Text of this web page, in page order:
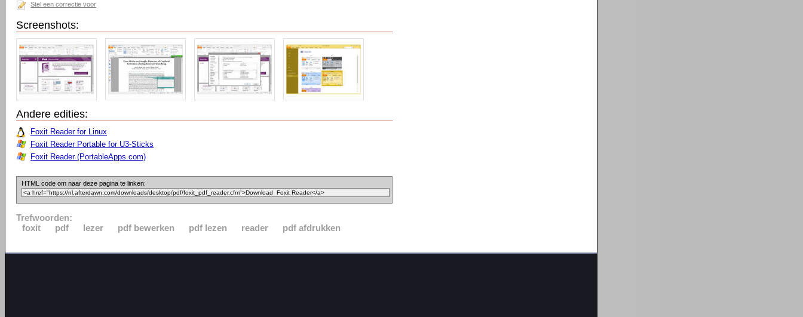
Stel een correctie voor
Screenshots:
Andere edities:
Foxit Reader for Linux
Foxit Reader Portable for U3-Sticks
Foxit Reader (PortableApps.com)
HTML code om naar deze pagina te linken:
Trefwoorden:
foxit
pdf lezer pdf bewerken pdf lezen reader pdf afdrukken